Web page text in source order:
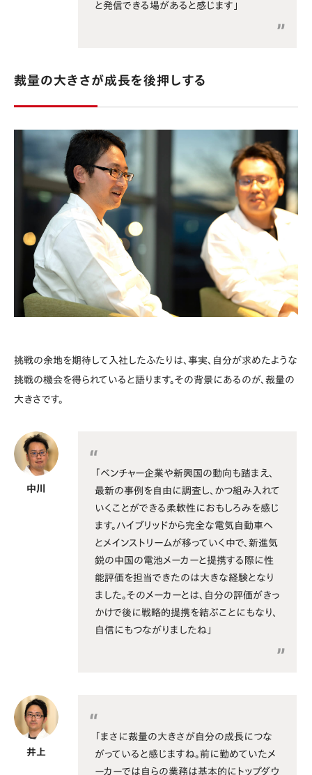
と発信できる場があると感じます」
裁量の大きさが成長を後押しする
挑戦の余地を期待して入社したふたりは、事実、自分が求めたような
挑戦の機会を得られていると語ります。その背景にあるのが、裁量の
大きさです。
中川
「ベンチャー企業や新興国の動向も踏まえ、
最新の事例を自由に調査し、かつ組み入れて
いくことができる柔軟性におもしろみを感じ
ます。ハイブリッドから完全な電気自動車へ
とメインストリームが移っていく中で、新進気
鋭の中国の電池メーカーと提携する際に性
能評価を担当できたのは大きな経験となり
ました。そのメーカーとは、自分の評価がきっ
かけで後に戦略的提携を結ぶことにもなり、
自信にもつながりましたね」
井上
「まさに裁量の大きさが自分の成長につな
がっていると感じますね。前に勤めていたメ
ーカーでは自らの業務は基本的にトップダウ